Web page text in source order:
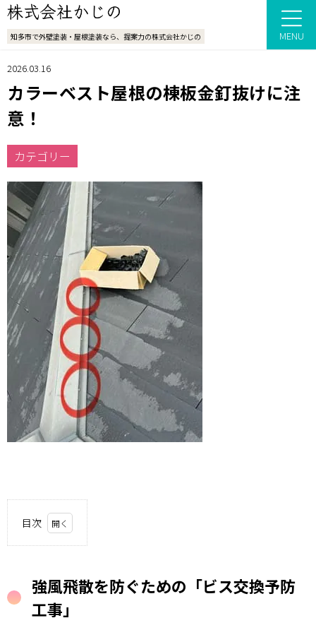
知多市で外壁塗装・屋根塗装なら、提案力の株式会社かじの MENU
2026.03.16
カラーベスト屋根の棟板金釘抜けに注
意！
カテゴリー
目次
散を防
ぐため
の「ビ
ス交換
強風飛散を防ぐための「ビス交換予防
工事」